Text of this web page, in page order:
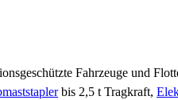
Fahrzeuge und
bis 2,5 t Tragkraft,